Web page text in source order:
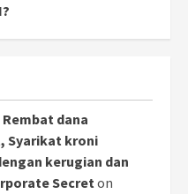
Rembat dana
Syarikat kroni
kerugian dan
Secreton